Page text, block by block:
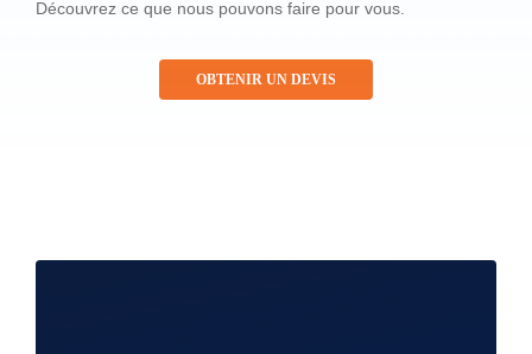
Découvrez ce que nous pouvons faire pour vous.
OBTENIR UN DEVIS